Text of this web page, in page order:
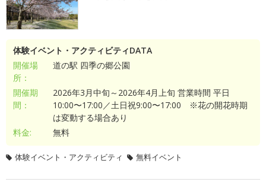
体験イベント・アクティビティDATA
開催場
所：
道の駅 四季の郷公園
開催期
間：
2026年3月中旬～2026年4月上旬 営業時間 平日
10:00〜17:00／土日祝9:00〜17:00 ※花の開花時期
は変動する場合あり
料金:
無料
体験イベント・アクティビティ 無料イベント